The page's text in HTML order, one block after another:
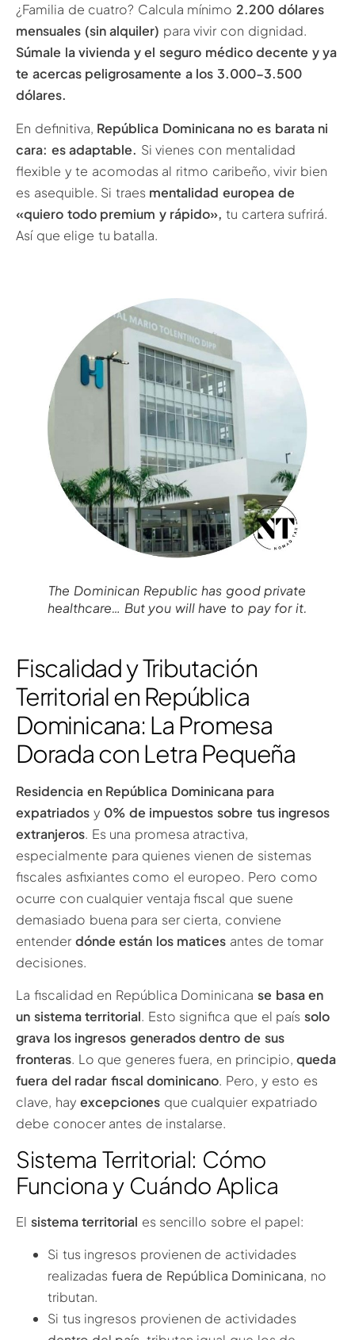
¿Familia de cuatro? Calcula mínimo 2.200 dólares
mensuales (sin alquiler) para vivir con dignidad.
Súmale la vivienda y el seguro médico decente y ya
te acercas peligrosamente a los 3.000-3.500
dólares.
En definitiva, República Dominicana no es barata ni
cara: es adaptable. Si vienes con mentalidad
flexible y te acomodas al ritmo caribeño, vivir bien
es asequible. Si traes mentalidad europea de
«quiero todo premium y rápido», tu cartera sufrirá.
Así que elige tu batalla.
The Dominican Republic has good private
healthcare… But you will have to pay for it.
Fiscalidad y Tributación
Territorial en República
Dominicana: La Promesa
Dorada con Letra Pequeña
Residencia en República Dominicana para
expatriados y 0% de impuestos sobre tus ingresos
extranjeros. Es una promesa atractiva,
especialmente para quienes vienen de sistemas
fiscales asfixiantes como el europeo. Pero como
ocurre con cualquier ventaja fiscal que suene
demasiado buena para ser cierta, conviene
entender dónde están los matices antes de tomar
decisiones.
La fiscalidad en República Dominicana se basa en
un sistema territorial. Esto significa que el país solo
grava los ingresos generados dentro de sus
fronteras. Lo que generes fuera, en principio,queda
fuera del radar fiscal dominicano. Pero, y esto es
clave, hayexcepciones que cualquier expatriado
debe conocer antes de instalarse.
Sistema Territorial: Cómo
Funciona y Cuándo Aplica
El sistema territorial es sencillo sobre el papel:
Si tus ingresos provienen de actividades
realizadas fuera de República Dominicana, no
tributan.
Si tus ingresos provienen de actividades